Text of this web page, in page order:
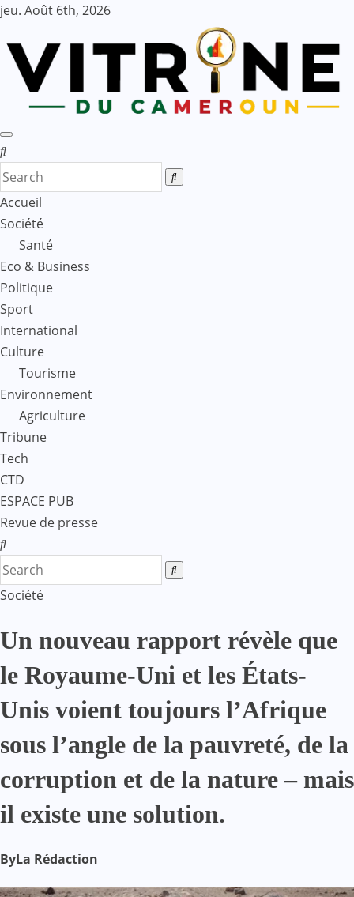
Skip
content
jeu. Août 6th, 2026
Accueil
Société
Santé
Eco & Business
Politique
Sport
International
Culture
Tourisme
Environnement
Agriculture
Tribune
Tech
CTD
ESPACE PUB
Revue de presse
Société
Un nouveau rapport révèle que
le Royaume-Uni et les États-
Unis voient toujours l’Afrique
sous l’angle de la pauvreté, de la
corruption et de la nature – mais
il existe une solution.
ByLa Rédaction